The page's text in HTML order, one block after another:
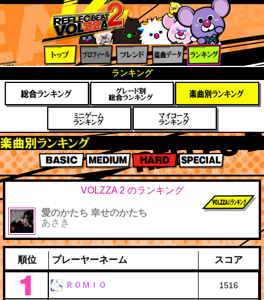
ィール
フレン
ド
楽曲デ
ータ
ング
ランキング
楽曲別スコアランキング
BASIC MEDIUM HARD SPECIAL
VOLZZA 2 のランキング
愛のかたち 幸せのかたち
あさき
順位 プレーヤーネーム スコア
ＲＯＭＩＯ 1516